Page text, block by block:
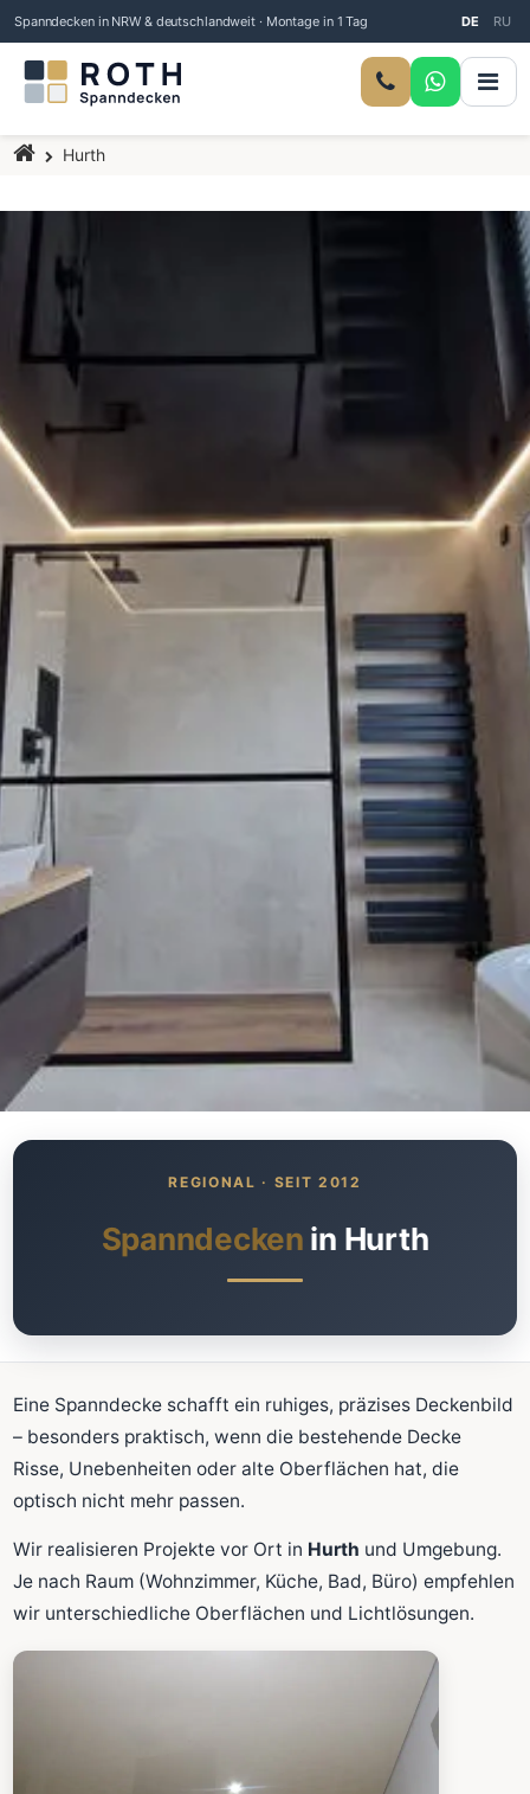
Spanndecken in NRW & deutschlandweit · Montage in 1 Tag DE RU
Startseite
Hurth
Was kostet meine neue
Spanndecke?
Schnellrechner
FLÄCHE (M²)
Zum Rechner
Fläche wird in den großen Rechner übernommen.
Spanndecken in Hurth
Eine Spanndecke schafft ein ruhiges, präzises Deckenbild
– besonders praktisch, wenn die bestehende Decke
Risse, Unebenheiten oder alte Oberflächen hat, die
optisch nicht mehr passen.
Wir realisieren Projekte vor Ort in Hurth und Umgebung.
Je nach Raum (Wohnzimmer, Küche, Bad, Büro) empfehlen
wir unterschiedliche Oberflächen und Lichtlösungen.